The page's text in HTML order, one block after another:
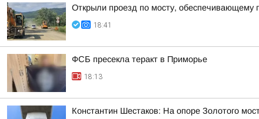
Открыли проезд по мосту, обеспечивающему
18:41
ФСБ пресекла теракт в Приморье
18:13
Константин Шестаков: На опоре Золотого